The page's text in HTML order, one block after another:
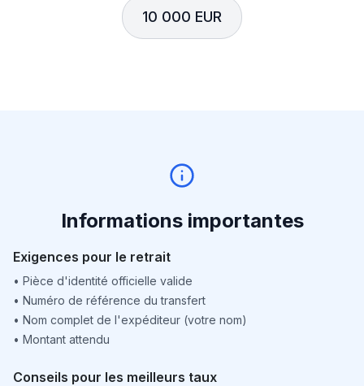
10 000 EUR
Informations importantes
Exigences pour le retrait
• Pièce d'identité officielle valide
• Numéro de référence du transfert
• Nom complet de l'expéditeur (votre nom)
• Montant attendu
Conseils pour les meilleurs taux